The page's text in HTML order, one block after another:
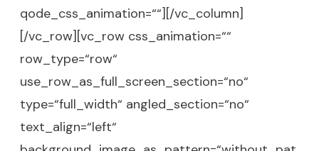
qode_css_animation=““][/vc_column]
[/vc_row][vc_row css_animation=““
row_type=“row“
use_row_as_full_screen_section=“no“
type=“full_width“ angled_section=“no“
text_align=“left“